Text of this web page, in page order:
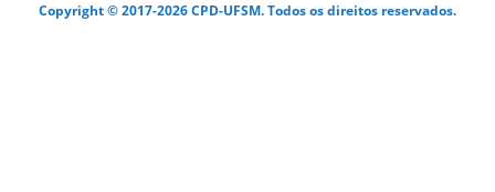
Copyright © 2017-2026 CPD-UFSM. Todos os direitos reservados.